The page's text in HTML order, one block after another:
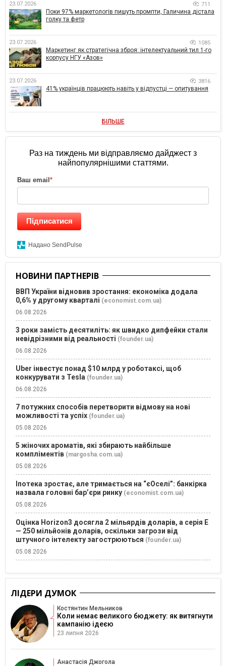
23.07.2026 711
Поки 97% маркетологів пишуть промпти, Галичина дістала
голку та фетр
23.07.2026 1085
Маркетинг як стратегічна зброя: інтелектуальний тил 1-го
корпусу НГУ «Азов»
23.07.2026 3816
41% українців працюють навіть у відпустці — опитування
БІЛЬШЕ
Раз на тиждень ми відправляємо дайджест з
найпопулярнішими статтями.
Ваш email *
Підписатися
Надано SendPulse
НОВИНИ ПАРТНЕРІВ
ВВП України відновив зростання: економіка додала
0,6% у другому кварталі (economist.com.ua)
06.08.2026
3 роки замість десятиліть: як швидко дипфейки стали
невідрізними від реальності (founder.ua)
06.08.2026
Uber інвестує понад $10 млрд у роботаксі, щоб
конкурувати з Tesla (founder.ua)
06.08.2026
7 потужних способів перетворити відмову на нові
можливості та успіх (founder.ua)
05.08.2026
5 жіночих ароматів, які збирають найбільше
компліментів (margosha.com.ua)
05.08.2026
Іпотека зростає, але тримається на “єОселі”: банкірка
назвала головні бар’єри ринку (economist.com.ua)
05.08.2026
Оцінка Horizon3 досягла 2 мільярдів доларів, а серія E
— 250 мільйонів доларів, оскільки загрози від
штучного інтелекту загострюються (founder.ua)
05.08.2026
ЛІДЕРИ ДУМОК
Костянтин Мельников
Коли немає великого бюджету: як витягнути
кампанію ідеєю
23 липня 2026
Анастасія Джогола